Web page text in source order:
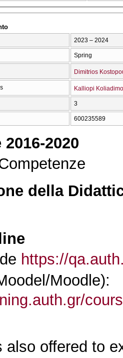
2023 – 2024
Spring
Dimitrios
Kalliopi
3
600235589
2020
della
https://
Moodle):
also offered to